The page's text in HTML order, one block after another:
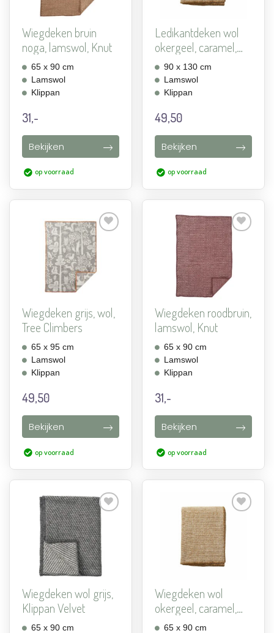
Wiegdeken bruin
noga, lamswol, Knut
65 x 90 cm
Lamswol
Klippan
31,-
Bekijken
op voorraad
Ledikantdeken wol
okergeel, caramel,
Kli...90 x 130 cm
Lamswol
Klippan
49,50
Bekijken
op voorraad
Aan
verlanglijst
toevoegen
Wiegdeken grijs, wol,
Tree Climbers
65 x 95 cm
Lamswol
Klippan
49,50
Bekijken
op voorraad
Aan
verlanglijst
toevoegen
Wiegdeken roodbruin,
lamswol, Knut
65 x 90 cm
Lamswol
Klippan
31,-
Bekijken
op voorraad
Aan
verlanglijst
toevoegen
Wiegdeken wol grijs,
Klippan Velvet
65 x 90 cm
Aan
verlanglijst
toevoegen
Wiegdeken wol
okergeel, caramel,
Klippan...
65 x 90 cm